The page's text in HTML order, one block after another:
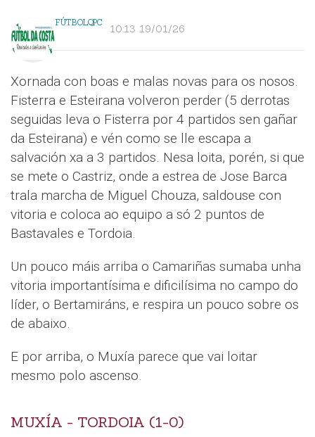
FÚTBOLQPC 10:13 19/01/26
Xornada con boas e malas novas para os nosos.
Fisterra e Esteirana volveron perder (5 derrotas
seguidas leva o Fisterra por 4 partidos sen gañar
da Esteirana) e vén como se lle escapa a
salvación xa a 3 partidos. Nesa loita, porén, si que
se mete o Castriz, onde a estrea de Jose Barca
trala marcha de Miguel Chouza, saldouse con
vitoria e coloca ao equipo a só 2 puntos de
Bastavales e Tordoia.
Un pouco máis arriba o Camariñas sumaba unha
vitoria importantísima e dificilísima no campo do
líder, o Bertamiráns, e respira un pouco sobre os
de abaixo.
E por arriba, o Muxía parece que vai loitar
mesmo polo ascenso.
MUXÍA - TORDOIA (1-0)